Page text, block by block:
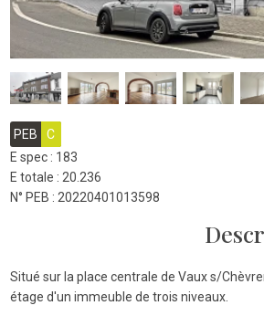
PEB
C
E spec : 183
E totale : 20.236
N° PEB : 20220401013598
Situé sur la place centrale de Vaux s/
étage d'un immeuble de trois niveaux.